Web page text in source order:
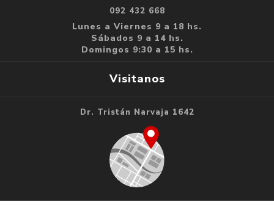
092 432 668
Lunes a Viernes 9 a 18 hs.
Sábados 9 a 14 hs.
Domingos 9:30 a 15 hs.
Visitanos
Dr. Tristán Narvaja 1642